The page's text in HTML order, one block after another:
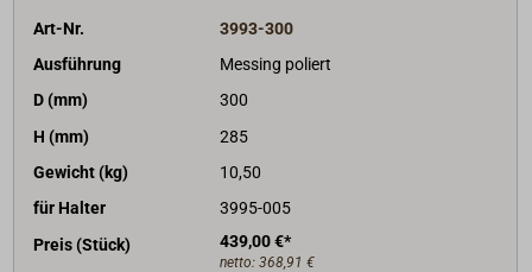
Art-Nr.
3993-300
Ausführung
Messing poliert
D (mm)
300
H (mm)
285
Gewicht (kg)
10,50
für Halter
3995-005
Preis (Stück)
439,00 €*
netto: 368,91 €